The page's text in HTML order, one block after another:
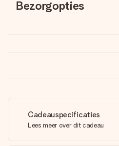
Bezorgopties
Cadeauspecificaties
Lees meer over dit cadeau